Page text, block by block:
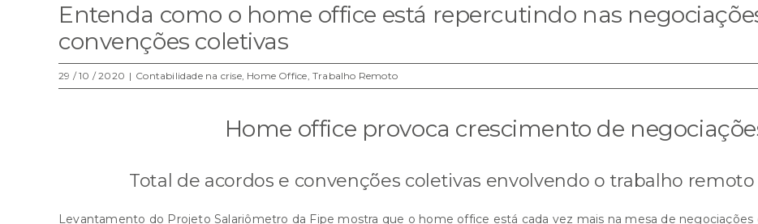
Entenda como o home office está repercutindo nas
convenções coletivas
29 / 10 / 2020 | Contabilidade na crise, Home Office, Trabalho Remoto
Home office provoca crescimento de
Total de acordos e convenções coletivas envolvendo o trabalho
Levantamento do Projeto Salariômetro da Fipe mostra que o home office está cada vez mais na mesa de